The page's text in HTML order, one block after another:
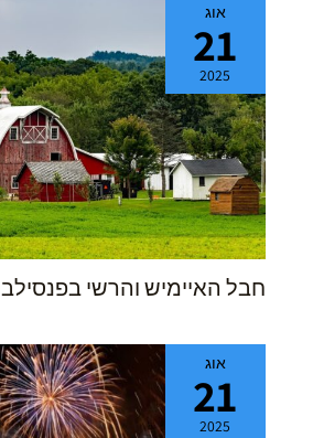
אוג
21
2025
חבל האיימיש והרשי
אוג
21
2025